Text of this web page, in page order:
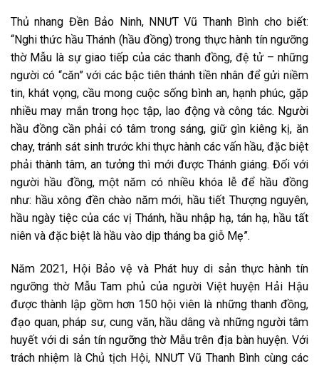
Thủ nhang Đền Bảo Ninh, NNƯT Vũ Thanh Bình cho biết:
“Nghi thức hầu Thánh (hầu đồng) trong thực hành tín ngưỡng
thờ Mẫu là sự giao tiếp của các thanh đồng, đệ tử – những
người có “căn” với các bậc tiên thánh tiền nhân để gửi niềm
tin, khát vọng, cầu mong cuộc sống bình an, hạnh phúc, gặp
nhiều may mắn trong học tập, lao động và công tác. Người
hầu đồng cần phải có tâm trong sáng, giữ gìn kiêng kị, ăn
chay, tránh sát sinh trước khi thực hành các vấn hầu, đặc biệt
phải thành tâm, an tưởng thì mới được Thánh giáng. Đối với
người hầu đồng, một năm có nhiều khóa lễ để hầu đồng
như: hầu xông đền chào năm mới, hầu tiết Thượng nguyên,
hầu ngày tiệc của các vị Thánh, hầu nhập hạ, tán hạ, hầu tất
niên và đặc biệt là hầu vào dịp tháng ba giỗ Mẹ”.
Năm 2021, Hội Bảo vệ và Phát huy di sản thực hành tín
ngưỡng thờ Mẫu Tam phủ của người Việt huyện Hải Hậu
được thành lập gồm hơn 150 hội viên là những thanh đồng,
đạo quan, pháp sư, cung văn, hầu dâng và những người tâm
huyết với di sản tín ngưỡng thờ Mẫu trên địa bàn huyện. Với
trách nhiệm là Chủ tịch Hội, NNƯT Vũ Thanh Bình cùng các